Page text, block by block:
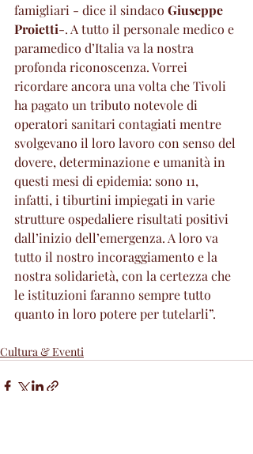
famigliari - dice il sindaco Giuseppe
Proietti-. A tutto il personale medico e
paramedico d’Italia va la nostra
profonda riconoscenza. Vorrei
ricordare ancora una volta che Tivoli
ha pagato un tributo notevole di
operatori sanitari contagiati mentre
svolgevano il loro lavoro con senso del
dovere, determinazione e umanità in
questi mesi di epidemia: sono 11,
infatti, i tiburtini impiegati in varie
strutture ospedaliere risultati positivi
dall’inizio dell’emergenza. A loro va
tutto il nostro incoraggiamento e la
nostra solidarietà, con la certezza che
le istituzioni faranno sempre tutto
quanto in loro potere per tutelarli”.
Cultura & Eventi